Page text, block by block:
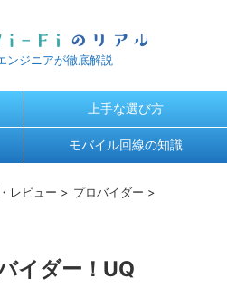
ンジニアが徹底解説
上手な選び方
モバイル回線の知識
レビュー > プロバイダー >
イダー！UQ